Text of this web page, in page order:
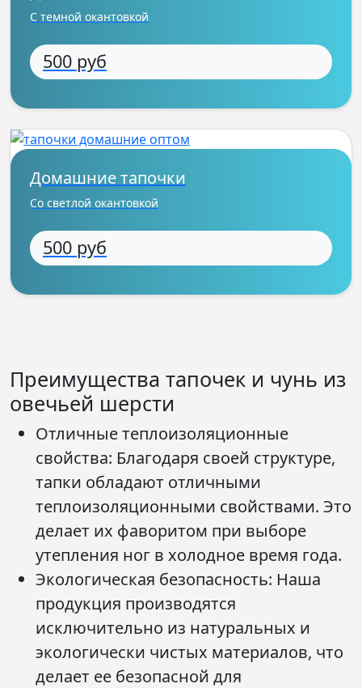
С темной окантовкой
500 руб
Домашние тапочки
Со светлой окантовкой
500 руб
Преимущества тапочек и чунь из
овечьей шерсти
Отличные теплоизоляционные
свойства: Благодаря своей структуре,
тапки обладают отличными
теплоизоляционными свойствами. Это
делает их фаворитом при выборе
утепления ног в холодное время года.
Экологическая безопасность: Наша
продукция производятся
исключительно из натуральных и
экологически чистых материалов, что
делает ее безопасной для